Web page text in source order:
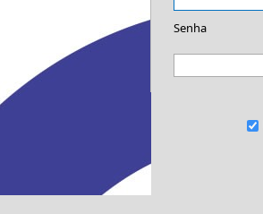
Senha